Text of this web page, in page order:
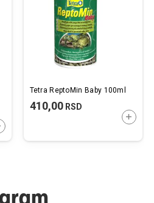
U KORPU
Tetra ReptoMin Baby 100ml
410,00RSD